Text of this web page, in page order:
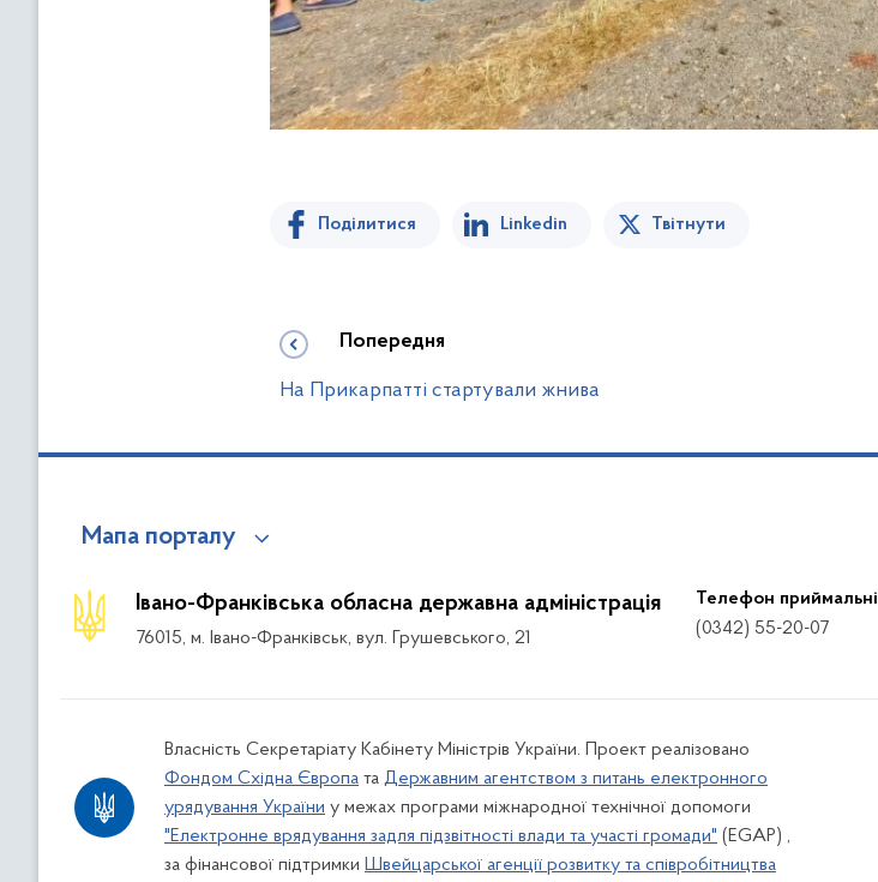
Поділитися Linkedin Твітнути
Попередня
На Прикарпатті стартували жнива
Мапа порталу
Івано-Франківська обласна державна адміністрація
76015, м. Івано-Франківськ, вул. Грушевського, 21
Телефон приймальні
(0342) 55-20-07
Власність Секретаріату Кабінету Міністрів України. Проект реалізовано
Фондом Східна Європа та Державним агентством з питань електронного
урядування України у межах програми міжнародної технічної допомоги
"Електронне врядування задля підзвітності влади та участі громади" (EGAP) ,
за фінансової підтримки Швейцарської агенції розвитку та співробітництва